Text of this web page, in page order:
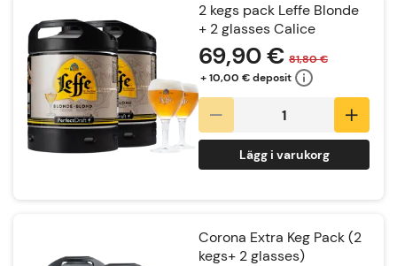
2 kegs pack Leffe Blonde
+ 2 glasses Calice
69,90 € 81,80 €
+ 10,00 € deposit
Lägg i varukorg
Corona Extra Keg Pack (2
kegs+ 2 glasses)